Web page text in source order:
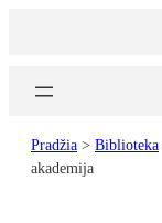
Pradžia > Biblioteka
akademija